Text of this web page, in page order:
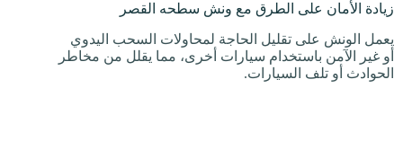
زيادة الأمان على الطرق مع ونش سطحه القصر
يعمل الونش على تقليل الحاجة لمحاولات السحب اليدوي
أو غير الآمن باستخدام سيارات أخرى، مما يقلل من مخاطر
الحوادث أو تلف السيارات.